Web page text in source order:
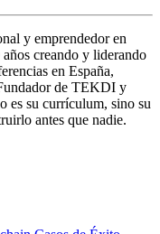
y emprendedor en
creando y liderando
en España,
de TEKDI y
es su currículum, sino su
antes que nadie.